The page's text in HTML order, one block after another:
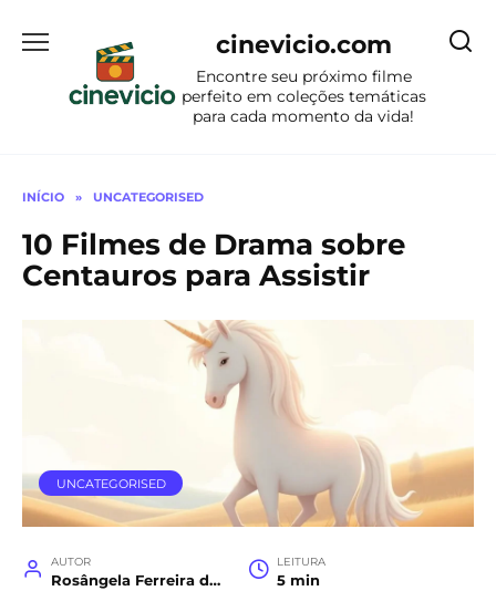
para
conteúdo
cinevicio.com
Encontre seu próximo filme
perfeito em coleções temáticas
para cada momento da vida!
INÍCIO » UNCATEGORISED
10 Filmes de Drama sobre
Centauros para Assistir
UNCATEGORISED
AUTOR
Rosângela Ferreira da Costa
LEITURA
5 min